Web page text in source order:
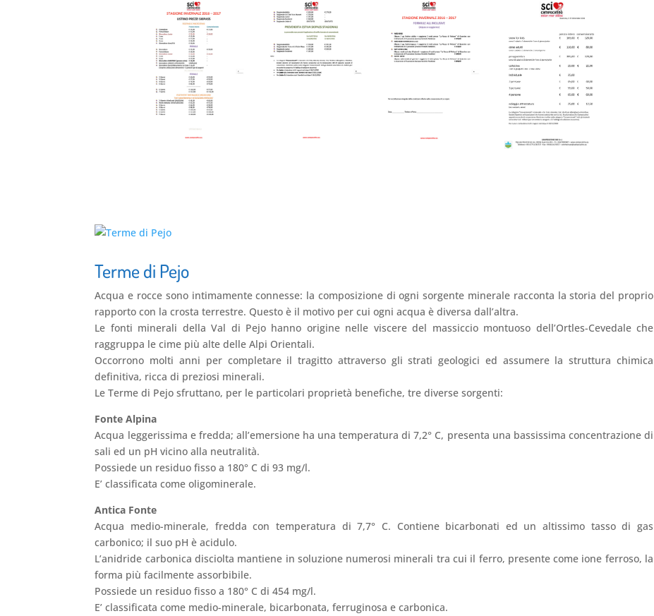
Terme di Pejo
Acqua e rocce sono intimamente connesse: la composizione di ogni sorgente minerale racconta la storia del proprio
rapporto con la crosta terrestre. Questo è il motivo per cui ogni acqua è diversa dall’altra.
Le fonti minerali della Val di Pejo hanno origine nelle viscere del massiccio montuoso dell’Ortles-Cevedale che
raggruppa le cime più alte delle Alpi Orientali.
Occorrono molti anni per completare il tragitto attraverso gli strati geologici ed assumere la struttura chimica
definitiva, ricca di preziosi minerali.
Le Terme di Pejo sfruttano, per le particolari proprietà benefiche, tre diverse sorgenti:
Fonte Alpina
Acqua leggerissima e fredda; all’emersione ha una temperatura di 7,2° C, presenta una bassissima concentrazione di
sali ed un pH vicino alla neutralità.
Possiede un residuo fisso a 180° C di 93 mg/l.
E’ classificata come oligominerale.
Antica Fonte
Acqua medio-minerale, fredda con temperatura di 7,7° C. Contiene bicarbonati ed un altissimo tasso di gas
carbonico; il suo pH è acidulo.
L’anidride carbonica disciolta mantiene in soluzione numerosi minerali tra cui il ferro, presente come ione ferroso, la
forma più facilmente assorbibile.
Possiede un residuo fisso a 180° C di 454 mg/l.
E’ classificata come medio-minerale, bicarbonata, ferruginosa e carbonica.